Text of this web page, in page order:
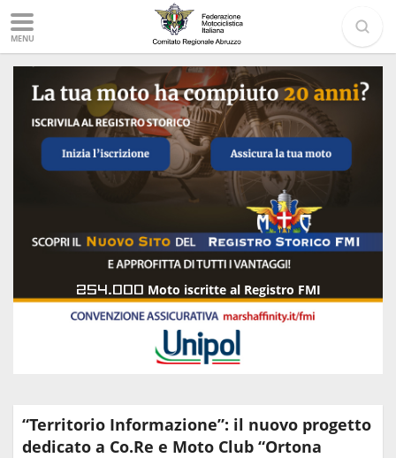
MENU
254.000 Moto iscritte al Registro FMI
“Territorio Informazione”: il nuovo progetto
dedicato a Co.Re e Moto Club “Ortona